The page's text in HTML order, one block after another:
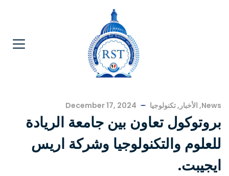
News
, الأخبار , تكنولوجيا December 17, 2024
بروتوكول تعاون بين جامعة الريادة
للعلوم والتكنولوجيا وشركة اريس
ايجيبت.